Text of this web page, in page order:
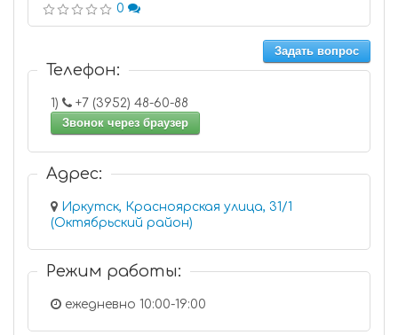
0
Задать вопрос
Телефон:
1)
+7 (3952) 48-60-88
Звонок через браузер
Адрес:
Иркутск, Красноярская улица, 31/1
(Октябрьский район)
Режим работы:
ежедневно 10:00-19:00